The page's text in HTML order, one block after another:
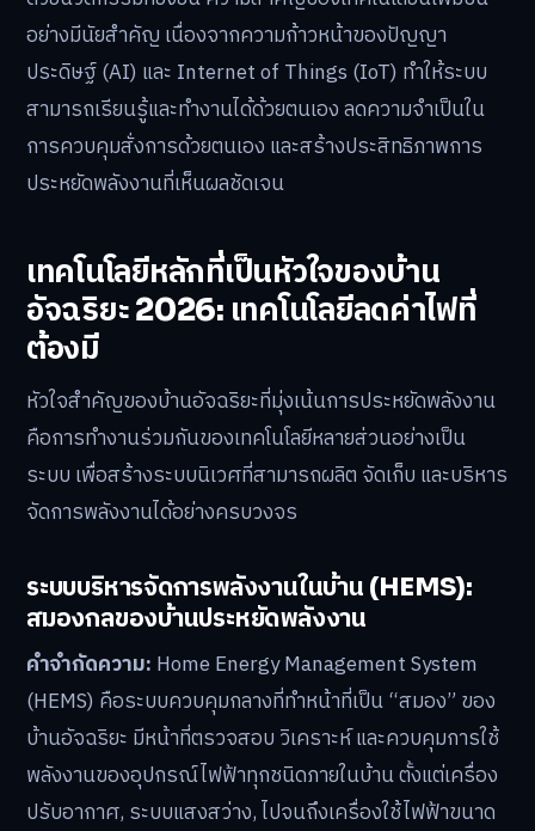
อย่างมีนัยสำคัญ เนื่องจากความก้าวหน้าของปัญญา
ประดิษฐ์ (AI) และ Internet of Things (IoT) ทำให้ระบบ
สามารถเรียนรู้และทำงานได้ด้วยตนเอง ลดความจำเป็นใน
การควบคุมสั่งการด้วยตนเอง และสร้างประสิทธิภาพการ
ประหยัดพลังงานที่เห็นผลชัดเจน
เทคโนโลยีหลักที่เป็นหัวใจของบ้าน
อัจฉริยะ 2026: เทคโนโลยีลดค่าไฟที่
ต้องมี
หัวใจสำคัญของบ้านอัจฉริยะที่มุ่งเน้นการประหยัดพลังงาน
คือการทำงานร่วมกันของเทคโนโลยีหลายส่วนอย่างเป็น
ระบบ เพื่อสร้างระบบนิเวศที่สามารถผลิต จัดเก็บ และบริหาร
จัดการพลังงานได้อย่างครบวงจร
ระบบบริหารจัดการพลังงานในบ้าน (HEMS):
สมองกลของบ้านประหยัดพลังงาน
คำจำกัดความ: Home Energy Management System
(HEMS) คือระบบควบคุมกลางที่ทำหน้าที่เป็น “สมอง” ของ
บ้านอัจฉริยะ มีหน้าที่ตรวจสอบ วิเคราะห์ และควบคุมการใช้
พลังงานของอุปกรณ์ไฟฟ้าทุกชนิดภายในบ้าน ตั้งแต่เครื่อง
ปรับอากาศ, ระบบแสงสว่าง, ไปจนถึงเครื่องใช้ไฟฟ้าขนาด